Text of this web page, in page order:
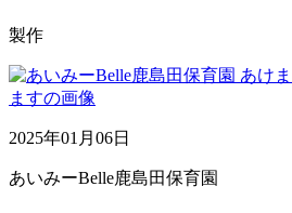
製作
2025年01月06日
あいみーBelle鹿島田保育園